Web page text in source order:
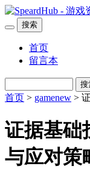
搜索
首页
留言本
搜
首页 > gamenew >
证据基础
与应对策